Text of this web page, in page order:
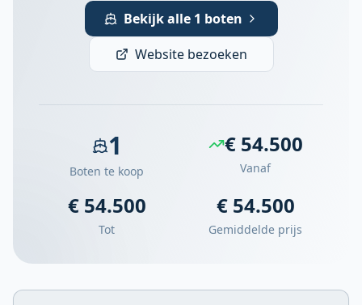
Bekijk alle 1 boten
Website bezoeken
1
Boten te koop
€ 54.500
Vanaf
€ 54.500
Tot
€ 54.500
Gemiddelde prijs